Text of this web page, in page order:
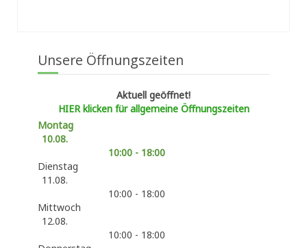
Unsere Öffnungszeiten
Aktuell geöffnet!
HIER klicken für allgemeine Öffnungszeiten
Montag
10.08.
10:00 - 18:00
Dienstag
11.08.
10:00 - 18:00
Mittwoch
12.08.
10:00 - 18:00